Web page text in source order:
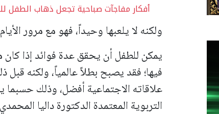
أفكار مفاجآت صباحية تجعل ذهاب الطفل
ولكنه لا يلعبها وحيداً، فهو مع مرور
يمكن للطفل أن يحقق عدة فوائد إذا
فيها؛ فقد يصبح بطلاً عالمياً، ولكنه
علاقاته الاجتماعية أفضل، وذلك حسبما
التربوية المعتمدة الدكتورة داليا